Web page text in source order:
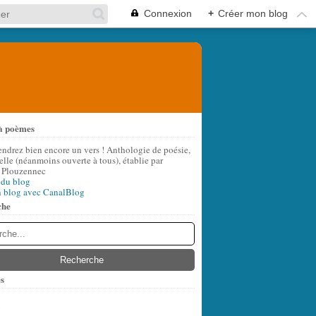
Connexion + Créer mon blog
poèmes
bien encore un vers ! Anthologie de poésie,
(néanmoins ouverte à tous), établie par
blog
blog avec CanalBlog